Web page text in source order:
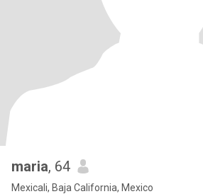
maria, 64
Mexicali, Baja California, Mexico